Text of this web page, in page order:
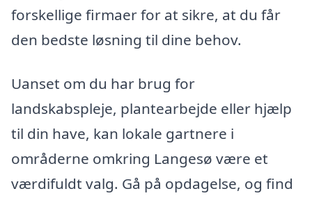
forskellige firmaer for at sikre, at du får
den bedste løsning til dine behov.
Uanset om du har brug for
landskabspleje, plantearbejde eller hjælp
til din have, kan lokale gartnere i
områderne omkring Langesø være et
værdifuldt valg. Gå på opdagelse, og find